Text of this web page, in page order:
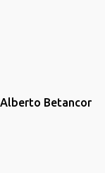
Betancor